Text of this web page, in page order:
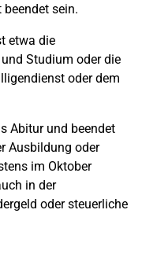
sein.
etwa die
Studium oder die
oder dem
Abitur und beendet
Ausbildung oder
im Oktober
in der
oder steuerliche